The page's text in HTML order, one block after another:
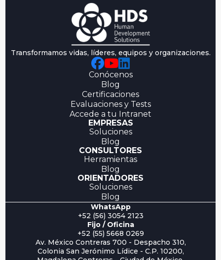
Transformamos vidas, líderes, equipos y organizaciones.
Conócenos
Blog
Certificaciones
Evaluaciones y Tests
Accede a tu Intranet
EMPRESAS
Soluciones
Blog
CONSULTORES
Herramientas
Blog
ORIENTADORES
Soluciones
Blog
WhatsApp
+52 (56) 3054 2123
Fijo / Oficina
+52 (55) 5668 0269
Av. México Contreras 700 - Despacho 310,
Colonia San Jerónimo Lídice - C.P. 10200,